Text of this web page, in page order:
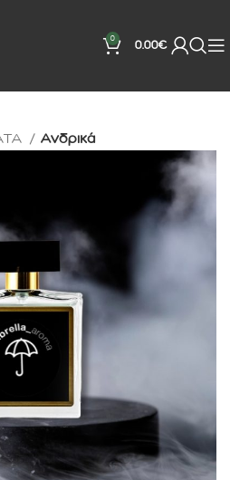
0 0.00€
Ανδρικά